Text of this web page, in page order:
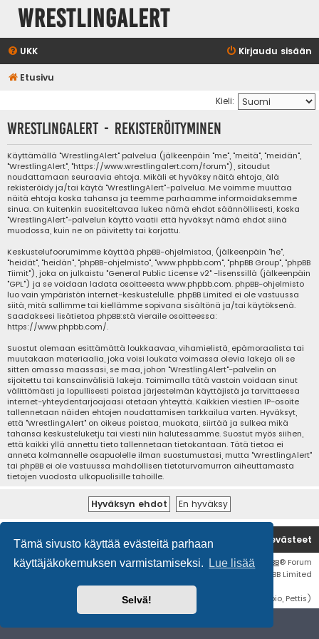
Tämä sivusto käyttää evästeitä parhaan
käyttäjäkokemuksen varmistamiseksi.
Lue lisää
Selvä!
WrestlingAlert
UKK Kirjaudu sisään
Etusivu
Kieli:
WrestlingAlert - Rekisteröityminen
Käyttämällä "WrestlingAlert" palvelua (jälkeenpäin "me", "meitä", "meidän",
"WrestlingAlert", "https://www.wrestlingalert.com/forum"), sitoudut
noudattamaan seuraavia ehtoja. Mikäli et hyväksy näitä ehtoja, älä
rekisteröidy ja/tai käytä "WrestlingAlert"-palvelua. Me voimme muuttaa
näitä ehtoja koska tahansa ja teemme parhaamme informoidaksemme
sinua. On kuitenkin suositeltavaa lukea nämä ehdot säännöllisesti, koska
"WrestlingAlert"-palvelun käyttö vaatii että hyväksyt nämä ehdot siinä
muodossa, kuin ne on päivitetty tai korjattu.
Keskustelufoorumimme käyttää phpBB-ohjelmistoa, (jälkeenpäin "he",
"heidät", "heidän", "phpBB-ohjelmisto", "www.phpbb.com", "phpBB Group", "phpBB
Tiimit"), joka on julkaistu "General Public License v2" -lisenssillä (jälkeenpäin
"GPL") ja se voidaan ladata osoitteesta www.phpbb.com. phpBB-ohjelmisto
luo vain ympäristön internet-keskustelulle. phpBB Limited ei ole vastuussa
siitä, mitä sallimme tai kiellämme sopivana sisältönä ja/tai käytöksenä.
Saadaksesi lisätietoa phpBB:stä vieraile osoitteessa:
https://www.phpbb.com/.
Suostut olemaan esittämättä loukkaavaa, vihamielistä, epämoraalista tai
muutakaan materiaalia, joka voisi loukata voimassa olevia lakeja oli se
sitten omassa maassasi, se maa, johon "WrestlingAlert"-palvelin on
sijoitettu tai kansainvälisiä lakeja. Toimimalla tätä vastoin voidaan sinut
välittömästi ja lopullisesti poistaa järjestelmän käyttäjistä ja tarvittaessa
internet-yhteydentarjoajaasi otetaan yhteyttä. Kaikkien viestien IP-osoite
tallennetaan näiden ehtojen noudattamisen tarkkailua varten. Hyväksyt,
että "WrestlingAlert" on oikeus poistaa, muokata, siirtää ja sulkea mikä
tahansa keskusteluketju tai viesti niin halutessamme. Suostut myös siihen,
että kaikki yllä annettu tieto tallennetaan tietokantaan. Tätä tietoa ei
anneta kolmannelle osapuolelle ilman suostumustasi, mutta "WrestlingAlert"
tai phpBB ei ole vastuussa mahdollisen tietoturvamurron aiheuttamasta
tietojen vuodosta ulkopuolisille tahoille.
Etusivu Poista evästeet
Flat Style byIan Bradley• Keskustelufoorumin ohjelmisto phpBB® Forum
Software © phpBB Limited
Käännös: phpBB Suomi (lurttinen, harritapio, Pettis)